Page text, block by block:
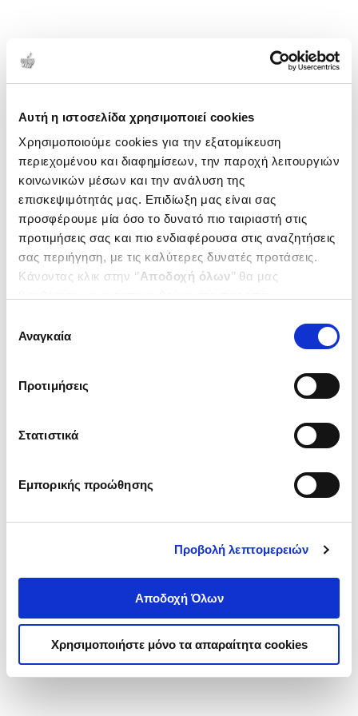
Αυτή η ιστοσελίδα χρησιμοποιεί cookies
Χρησιμοποιούμε cookies για την εξατομίκευση
περιεχομένου και διαφημίσεων, την παροχή λειτουργιών
κοινωνικών μέσων και την ανάλυση της
επισκεψιμότητάς μας. Επιδίωξη μας είναι σας
προσφέρουμε μία όσο το δυνατό πιο ταιριαστή στις
προτιμήσεις σας και πιο ενδιαφέρουσα στις αναζητήσεις
σας περιήγηση, με τις καλύτερες δυνατές προτάσεις.
Κάνοντας κλικ στην ‘’Αποδοχή όλων’’ θα μας
ενδιαφέρουν και να επιλέξετε από τα παρακάτω με την
΄΄και να ενημερωθείτε σχετικά με
συγκατάθεσης
Αναγκαία
Προτιμήσεις
Στατιστικά
Εμπορικής προώθησης
Προβολή λεπτομερειών
Αποδοχή Όλων
Χρησιμοποιήστε μόνο τα απαραίτητα cookies